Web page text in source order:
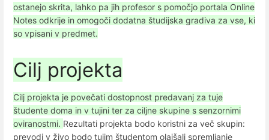
ostanejo skrita, lahko pa jih profesor s pomočjo portala Online
Notes odkrije in omogoči dodatna študijska gradiva za vse, ki
so vpisani v predmet.
Cilj projekta
Cilj projekta je povečati dostopnost predavanj za tuje
študente doma in v tujini ter za ciljne skupine s senzornimi
oviranostmi. Rezultati projekta bodo koristni za več skupin:
prevodi v živo bodo tujim študentom olajšali spremljanje